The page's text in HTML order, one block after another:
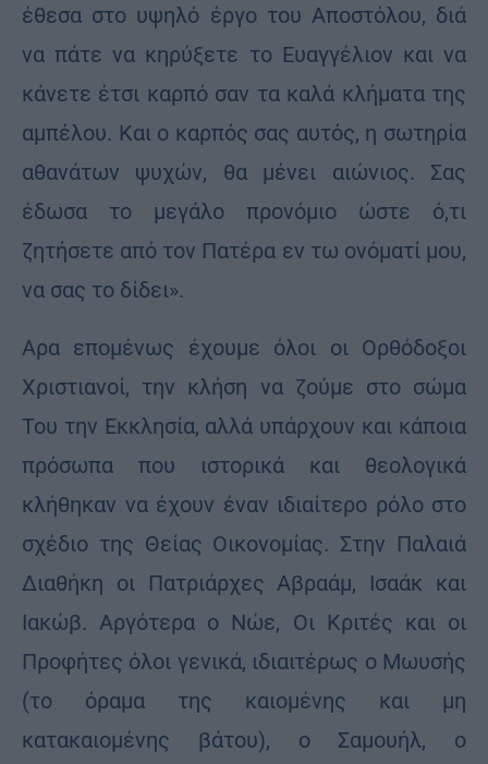
έθεσα στο υψηλό έργο του Αποστόλου, διά
να πάτε να κηρύξετε το Ευαγγέλιον και να
κάνετε έτσι καρπό σαν τα καλά κλήματα της
αμπέλου. Και ο καρπός σας αυτός, η σωτηρία
αθανάτων ψυχών, θα μένει αιώνιος. Σας
έδωσα το μεγάλο προνόμιο ώστε ό,τι
ζητήσετε από τον Πατέρα εν τω ονόματί μου,
να σας το δίδει».
Αρα επομένως έχουμε όλοι οι Ορθόδοξοι
Χριστιανοί, την κλήση να ζούμε στο σώμα
Του την Εκκλησία, αλλά υπάρχουν και κάποια
πρόσωπα που ιστορικά και θεολογικά
κλήθηκαν να έχουν έναν ιδιαίτερο ρόλο στο
σχέδιο της Θείας Οικονομίας. Στην Παλαιά
Διαθήκη οι Πατριάρχες Αβραάμ, Ισαάκ και
Ιακώβ. Αργότερα ο Νώε, Οι Κριτές και οι
Προφήτες όλοι γενικά, ιδιαιτέρως ο Μωυσής
(το όραμα της καιομένης και μη
κατακαιομένης βάτου), ο Σαμουήλ, ο